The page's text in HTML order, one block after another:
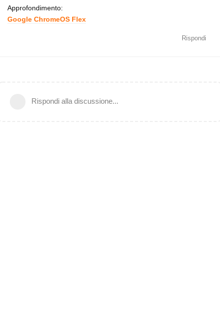
Approfondimento:
Google ChromeOS Flex
Rispondi
Rispondi alla discussione...